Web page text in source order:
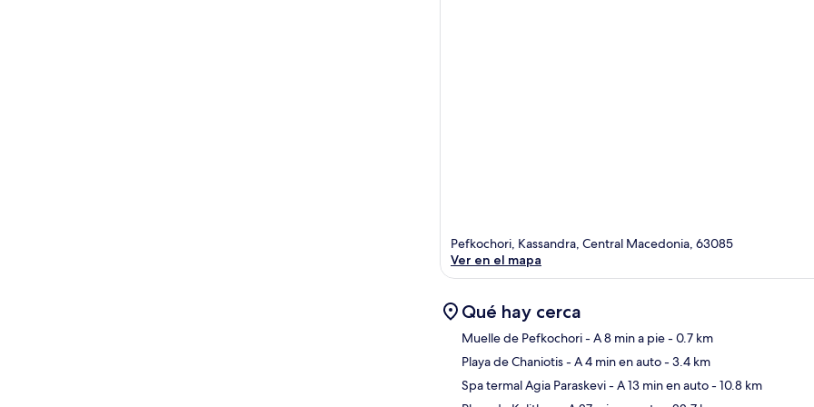
Pefkochori, Kassandra, Central Macedonia, 63085
Ver en el mapa
Qué hay cerca
Muelle de Pefkochori- A 8 min a pie- 0.7 km
Playa de Chaniotis- A 4 min en auto- 3.4 km
Spa termal Agia Paraskevi- A 13 min en auto- 10.8 km